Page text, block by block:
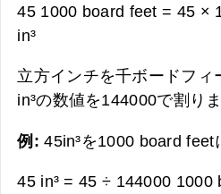
45 1000 board feet = 45 ×
in³
立方インチを千ボードフィ
in³の数値を144000で割りま
例:45in³を1000 board feet
45 in³ = 45 ÷ 144000 1000